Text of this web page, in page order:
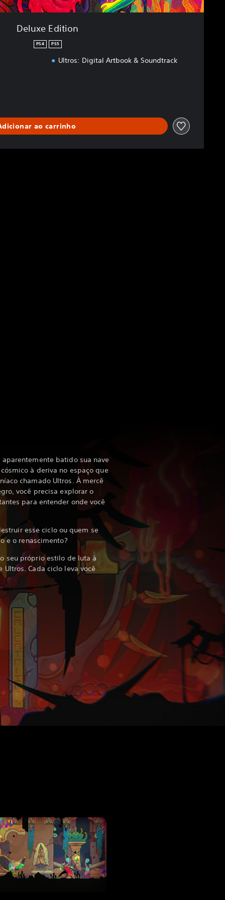
Deluxe Edition
PS4 PS5
Ultros: Digital Artbook & Soundtrack
ao carrinho
batido sua nave
à deriva no espaço que
chamado Ultros. À mercê
você precisa explorar o
para entender onde você
esse ciclo ou quem se
e o renascimento?
seu próprio estilo de luta à
Cada ciclo leva você